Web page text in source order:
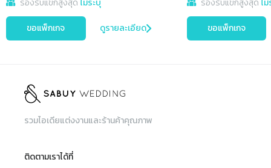
ขอแพ็กเกจ ดูรายละเอียด ขอแพ็กเกจ
รวมไอเดียแต่งงานและร้านค้าคุณภาพ
ติดตามเราได้ที่